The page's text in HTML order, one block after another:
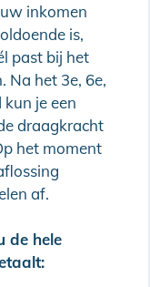
inkomen
is,
past bij het
Na het 3e, 6e,
je een
draagkracht
het moment
af.
de hele